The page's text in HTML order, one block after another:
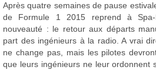
Après quatre semaines de pause
de Formule 1 2015 reprend à Spa-
nouveauté : le retour aux départs
part des ingénieurs à la radio. A vrai
ne change pas, mais les pilotes
que leurs ingénieurs ne leur ordonnent